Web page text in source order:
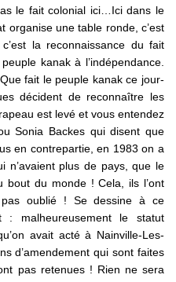
le fait colonial ici…Ici dans le
organise une table ronde, c’est
la reconnaissance du fait
kanak à l’indépendance.
fait le peuple kanak ce jour-
décident de reconnaître les
est levé et vous entendez
Sonia Backes qui disent que
en contrepartie, en 1983 on a
n’avaient plus de pays, que le
bout du monde ! Cela, ils l’ont
pas oublié ! Se dessine à ce
malheureusement le statut
avait acté à Nainville-Les-
d’amendement qui sont faites
pas retenues ! Rien ne sera